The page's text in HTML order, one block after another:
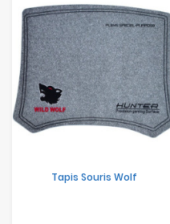
Tapis Souris Wolf